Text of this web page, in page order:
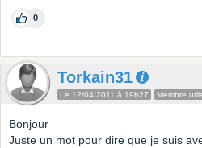
0
Torkain31
Le 12/04/2011 à 19h27 Membre
Bonjour
Juste un mot pour dire que je suis